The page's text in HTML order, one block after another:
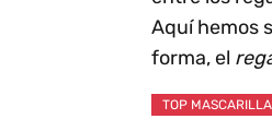
Aquí hemos
forma, el
TOP